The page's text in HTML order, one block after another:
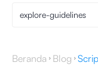
explore-guidelines
Beranda Blog